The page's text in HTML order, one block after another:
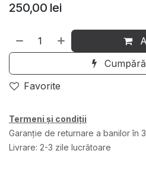
250,00 lei
Favorite
Termeni și condiții
Garanție de returnare a banilor în
Livrare: 2-3 zile lucrătoare